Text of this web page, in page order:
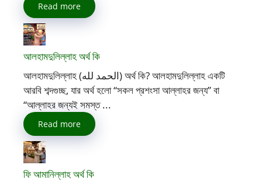
Read more
আলহামদুলিল্লাহ অর্থ কি
আলহামদুলিল্লাহ (الحمد لله) অর্থ কি? আলহামদুলিল্লাহ একটি
আরবি শব্দগুচ্ছ, যার অর্থ হলো “সকল প্রশংসা আল্লাহর জন্য” বা
“আল্লাহর জন্যই সমস্ত ...
Read more
ফি আমানিল্লাহ অর্থ কি